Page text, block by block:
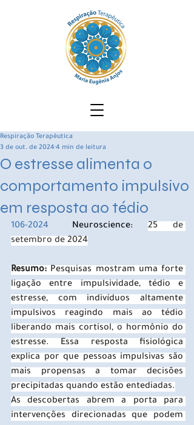
O estresse alimenta o
comportamento impulsivo
em resposta ao tédio
Respiração Terapêutica
3 de out. de 2024 4 min de leitura
Neuroscience: 25 de
setembro de 2024
Resumo: Pesquisas mostram uma forte
ligação entre impulsividade, tédio e
estresse, com indivíduos altamente
impulsivos reagindo mais ao tédio
liberando mais cortisol, o hormônio do
estresse. Essa resposta fisiológica
explica por que pessoas impulsivas são
mais propensas a tomar decisões
precipitadas quando estão entediadas.
As descobertas abrem a porta para
intervenções direcionadas que podem